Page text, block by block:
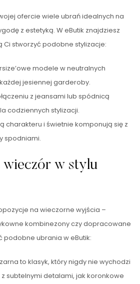
ofercie wiele ubrań idealnych na
z estetyką. W eButik znajdziesz
Ci stworzyć podobne stylizacje:
modele w neutralnych
jesiennej garderoby.
z jeansami lub spódnicą
codziennych stylizacji.
charakteru i świetnie komponują się z
spodniami.
wieczór w stylu
na wieczorne wyjścia –
kombinezony czy dopracowane
podobne ubrania w eButik:
to klasyk, który nigdy nie wychodzi
subtelnymi detalami, jak koronkowe